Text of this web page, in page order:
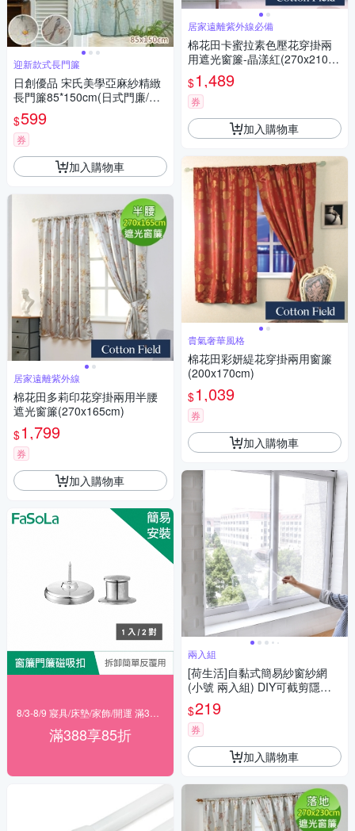
迎新款式長門簾
日創優品 宋氏美學亞麻紗精緻
長門簾85*150cm(日式門廉/風
水簾/窗紗/咖啡簾/拉簾 /窗簾/短
門簾)
$599
券
加入購物車
居家遠離紫外線
棉花田多莉印花穿掛兩用半腰
遮光窗簾(270x165cm)
$1,799
券
加入購物車
滿388享85折
居家遠離紫外線必備
棉花田卡蜜拉素色壓花穿掛兩
用遮光窗簾-晶漾紅(270x210c
m)
$1,489
券
加入購物車
貴氣奢華風格
棉花田彩妍緹花穿掛兩用窗簾
(200x170cm)
$1,039
券
加入購物車
兩入組
[荷生活]自黏式簡易紗窗紗網
(小號 兩入組) DIY可截剪隱形
紗窗 附魔術貼
$219
券
加入購物車